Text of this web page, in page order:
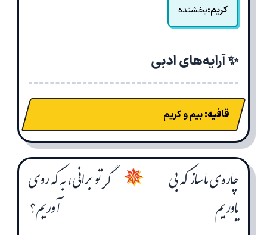
کریم:بخشنده
✨ آرایه‌های ادبی
قافیه:بیم و کریم
چاره‌ی ما ساز که بی
یاوریم
✵ گر تو برانی، به که روی
آوریم؟